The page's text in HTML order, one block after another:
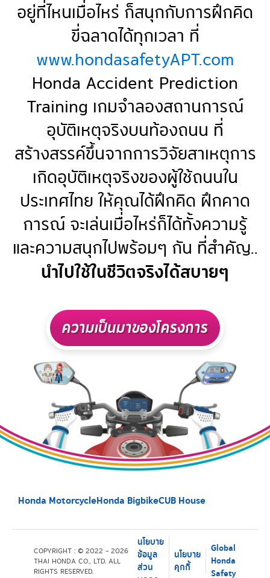
อยู่ที่ไหนเมื่อไหร่ ก็สนุกกับการฝึกคิด
ขี่ฉลาดได้ทุกเวลา ที่
www.hondasafetyAPT.com
Honda Accident Prediction
Training เกมจำลองสถานการณ์
อุบัติเหตุจริงบนท้องถนน ที่
สร้างสรรค์ขึ้นจากการวิจัยสาเหตุการ
เกิดอุบัติเหตุจริงของผู้ใช้ถนนใน
ประเทศไทย ให้คุณได้ฝึกคิด ฝึกคาด
การณ์ จะเล่นเมื่อไหร่ก็ได้ทั้งความรู้
และความสนุกไปพร้อมๆ กัน ที่สำคัญ..
นำไปใช้ในชีวิตจริงได้สบายๆ
ความเป็นมาของโครงการ
Honda MotorcycleHonda BigbikeCUB House
COPYRIGHT : © 2022 - 2026
THAI HONDA CO., LTD. ALL
RIGHTS RESERVED.
นโยบาย
ข้อมูล
ส่วน
นโยบาย
คุกกี้
Global
Honda
Safety